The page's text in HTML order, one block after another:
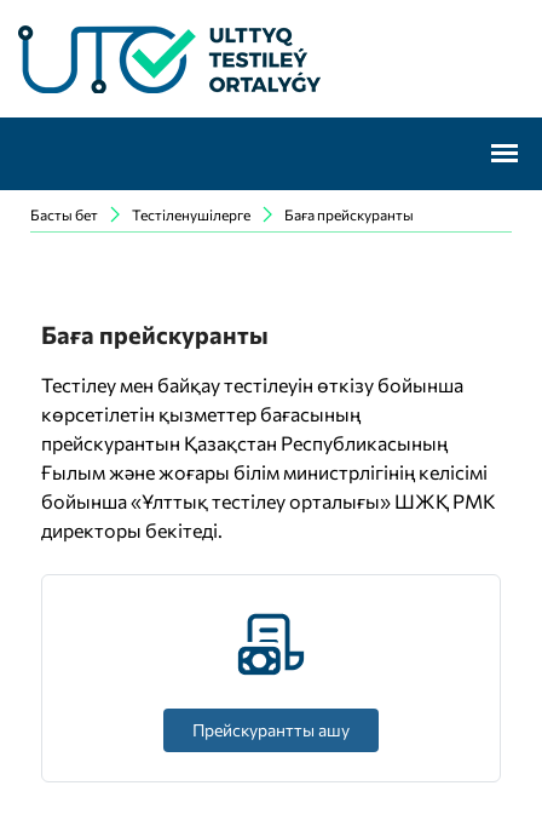
Басты бет Тестіленушілерге Баға прейскуранты
Баға прейскуранты
Тестілеу мен байқау тестілеуін өткізу бойынша
көрсетілетін қызметтер бағасының
прейскурантын Қазақстан Республикасының
Ғылым және жоғары білім министрлігінің келісімі
бойынша «Ұлттық тестілеу орталығы» ШЖҚ РМК
директоры бекітеді.
Прейскурантты ашу